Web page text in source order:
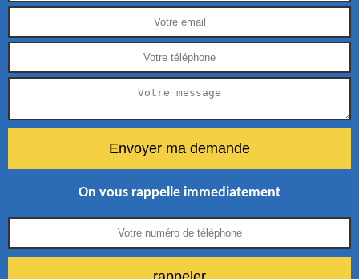
On vous rappelle immediatement